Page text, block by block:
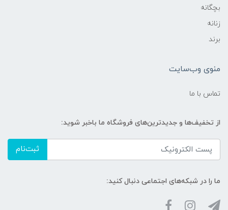
بچگانه
زنانه
برند
منوی وب‌سایت
تماس با ما
از تخفیف‌ها و جدیدترین‌های فروشگاه ما باخبر شوید:
ثبت‌نام
ما را در شبکه‌های اجتماعی دنبال کنید: